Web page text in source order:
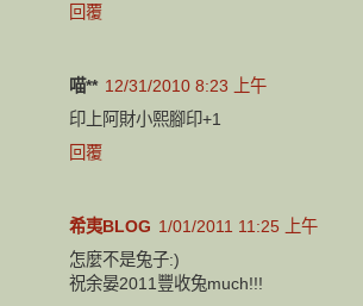
回覆
喵** 12/31/2010 8:23 上午
印上阿財小熙腳印+1
回覆
希夷BLOG 1/01/2011 11:25 上午
怎麼不是兔子:)
祝余晏2011豐收兔much!!!